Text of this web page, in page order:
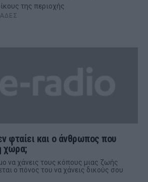
της περιοχής
φταίει και ο άνθρωπος που
χώρα;
να χάνεις τους κόπους μιας ζωής
ο πόνος του να χάνεις δικούς σου